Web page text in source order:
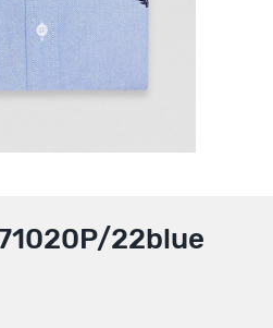
22blue